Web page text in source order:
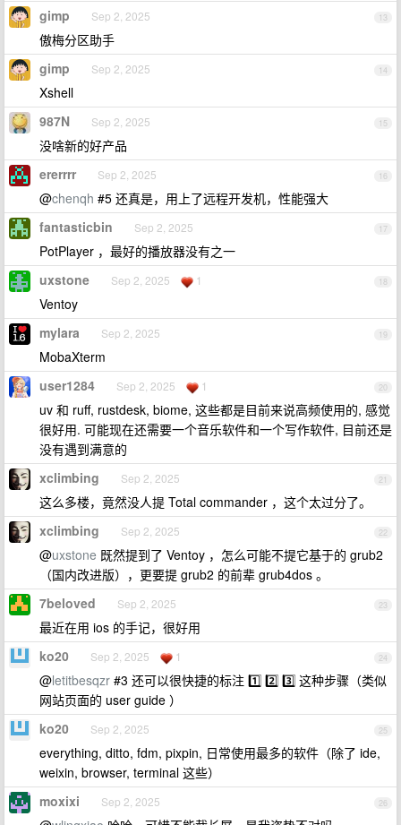
13
gimp Sep 2, 2025
傲梅分区助手
14
gimp Sep 2, 2025
Xshell
15
987N Sep 2, 2025
没啥新的好产品
16
ererrrr Sep 2, 2025
@chenqh #5 还真是，用上了远程开发机，性能强大
17
fantasticbin Sep 2, 2025
PotPlayer ，最好的播放器没有之一
18
uxstone Sep 2, 2025 1
Ventoy
19
mylara Sep 2, 2025
MobaXterm
20
user1284 Sep 2, 2025 1
uv 和 ruff, rustdesk, biome, 这些都是目前来说高频使用的, 感觉
很好用. 可能现在还需要一个音乐软件和一个写作软件, 目前还是
没有遇到满意的
21
xclimbing Sep 2, 2025
这么多楼，竟然没人提 Total commander ，这个太过分了。
22
xclimbing Sep 2, 2025
@uxstone 既然提到了 Ventoy ，怎么可能不提它基于的 grub2
（国内改进版），更要提 grub2 的前辈 grub4dos 。
23
7beloved Sep 2, 2025
最近在用 ios 的手记，很好用
24
ko20 Sep 2, 2025 1
@letitbesqzr #3 还可以很快捷的标注 1️⃣ 2️⃣ 3️⃣ 这种步骤（类似
网站页面的 user guide ）
25
ko20 Sep 2, 2025
everything, ditto, fdm, pixpin, 日常使用最多的软件（除了 ide,
weixin, browser, terminal 这些）
26
moxixi Sep 2, 2025